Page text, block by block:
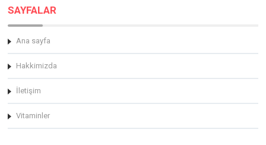
SAYFALAR
Ana sayfa
Hakkimizda
İletişim
Vitaminler